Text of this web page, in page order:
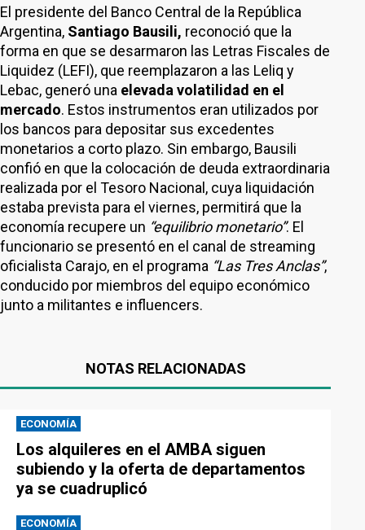
El presidente del Banco Central de la República
Argentina, Santiago Bausili, reconoció que la
forma en que se desarmaron las Letras Fiscales de
Liquidez (LEFI), que reemplazaron a las Leliq y
Lebac, generó una elevada volatilidad en el
mercado. Estos instrumentos eran utilizados por
los bancos para depositar sus excedentes
monetarios a corto plazo. Sin embargo, Bausili
confió en que la colocación de deuda extraordinaria
realizada por el Tesoro Nacional, cuya liquidación
estaba prevista para el viernes, permitirá que la
economía recupere un “equilibrio monetario”. El
funcionario se presentó en el canal de streaming
oficialista Carajo, en el programa “Las Tres Anclas”,
conducido por miembros del equipo económico
junto a militantes e influencers.
NOTAS RELACIONADAS
ECONOMÍA
Los alquileres en el AMBA siguen
subiendo y la oferta de departamentos
ya se cuadruplicó
ECONOMÍA